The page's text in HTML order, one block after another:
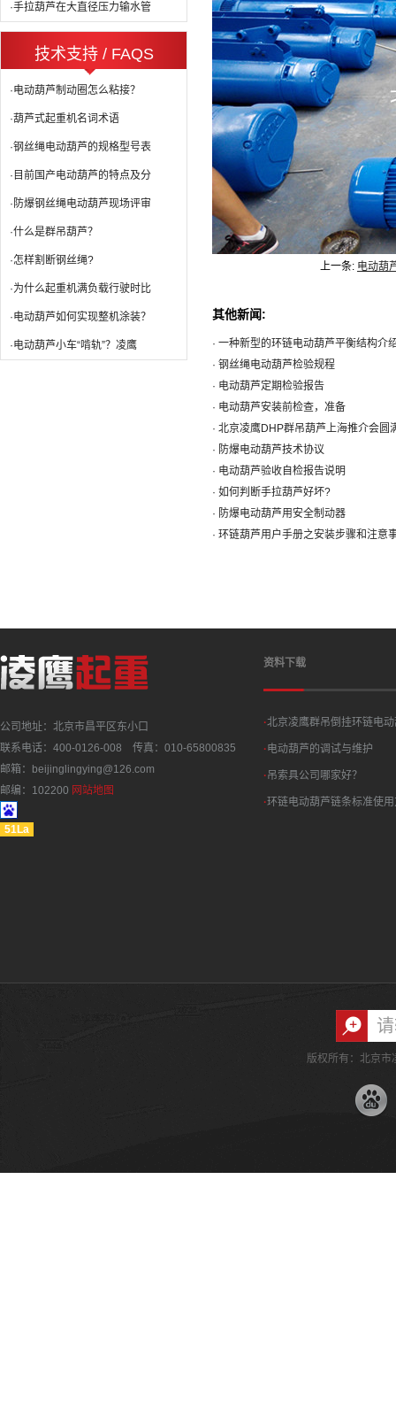
·手拉葫芦在大直径压力输水管
技术支持 / FAQS
·电动葫芦制动圈怎么粘接？
·葫芦式起重机名词术语
·钢丝绳电动葫芦的规格型号表
·目前国产电动葫芦的特点及分
·防爆钢丝绳电动葫芦现场评审
·什么是群吊葫芦？
·怎样割断钢丝绳?
·为什么起重机满负载行驶时比
·电动葫芦如何实现整机涂装？
·电动葫芦小车“啃轨”？凌鹰
上一条: 电动葫
其他新闻:
· 一种新型的环链电动葫芦平衡结构介
· 钢丝绳电动葫芦检验规程
· 电动葫芦定期检验报告
· 电动葫芦安装前检查，准备
· 北京凌鹰DHP群吊葫芦上海推介会圆
· 防爆电动葫芦技术协议
· 电动葫芦验收自检报告说明
· 如何判断手拉葫芦好坏?
· 防爆电动葫芦用安全制动器
· 环链葫芦用户手册之安装步骤和注意
公司地址：北京市昌平区东小口
联系电话：400-0126-008 传真：010-65800835
邮箱：beijinglingying@126.com
邮编：102200 网站地图
51La
资料下载
·北京凌鹰群吊倒挂环链电
·电动葫芦的调试与维护
·吊索具公司哪家好？
·环链电动葫芦链条标准使
版权所有：北京